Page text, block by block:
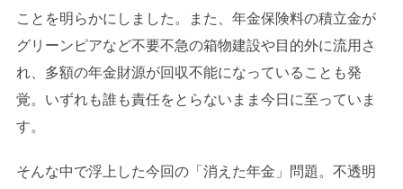
ことを明らかにしました。また、年金保険料の積立金が
グリーンピアなど不要不急の箱物建設や目的外に流用さ
れ、多額の年金財源が回収不能になっていることも発
覚。いずれも誰も責任をとらないまま今日に至っていま
す。
そんな中で浮上した今回の「消えた年金」問題。不透明